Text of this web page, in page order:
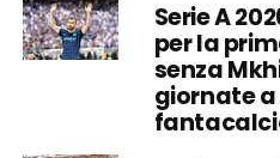
Serie A
per la
senza
giornate